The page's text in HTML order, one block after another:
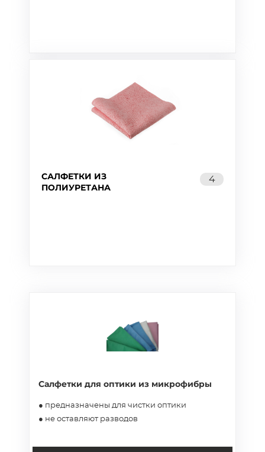
САЛФЕТКИ ИЗ
ПОЛИУРЕТАНА
4
Салфетки для оптики из микрофибры
● предназначены для чистки оптики
● не оставляют разводов